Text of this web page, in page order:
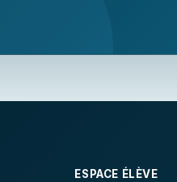
ESPACE ÉLÈVE